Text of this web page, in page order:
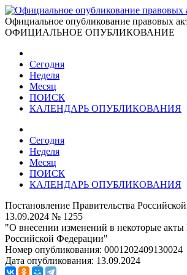
Официальное опубликование правовых
ОФИЦИАЛЬНОЕ ОПУБЛИКОВАНИЕ
Сегодня
Неделя
Месяц
ПОИСК
КАЛЕНДАРЬ ОПУБЛИКОВАНИЯ
Сегодня
Неделя
Месяц
ПОИСК
КАЛЕНДАРЬ ОПУБЛИКОВАНИЯ
Постановление Правительства
13.09.2024 № 1255
"О внесении изменений в некоторые акты
Российской Федерации"
Номер опубликования: 0001202409130024
Дата опубликования: 13.09.2024